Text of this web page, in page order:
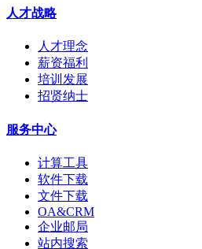
人才战略
人才理念
薪资福利
培训发展
招贤纳士
服务中心
计算工具
软件下载
文件下载
OA&CRM
企业邮局
站内搜索